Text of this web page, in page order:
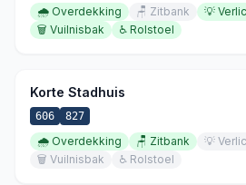
🌧️ Overdekking 🪑 Zitbank 💡
🗑️ Vuilnisbak ♿ Rolstoel
Korte Stadhuis
606 827
🌧️ Overdekking 🪑 Zitbank 💡
🗑️ Vuilnisbak ♿ Rolstoel